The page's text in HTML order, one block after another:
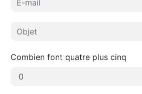
Combien font quatre plus cinq